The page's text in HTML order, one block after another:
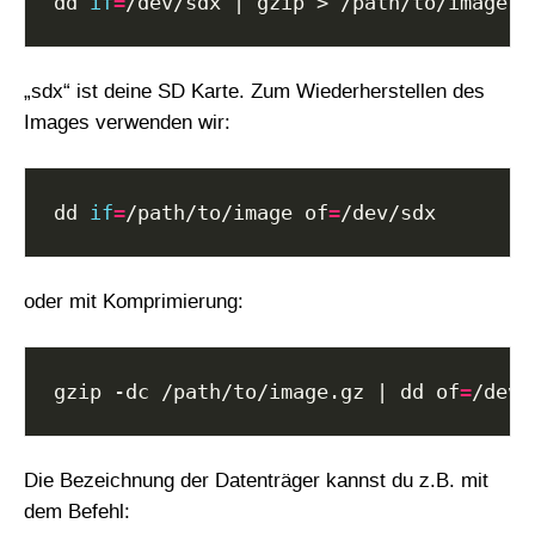
„sdx“ ist deine SD Karte. Zum Wiederherstellen des
Images verwenden wir:
dd if=/path/to/image of=
oder mit Komprimierung:
gzip -dc /path/to/image.gz | dd of=
Die Bezeichnung der Datenträger kannst du z.B. mit
dem Befehl: